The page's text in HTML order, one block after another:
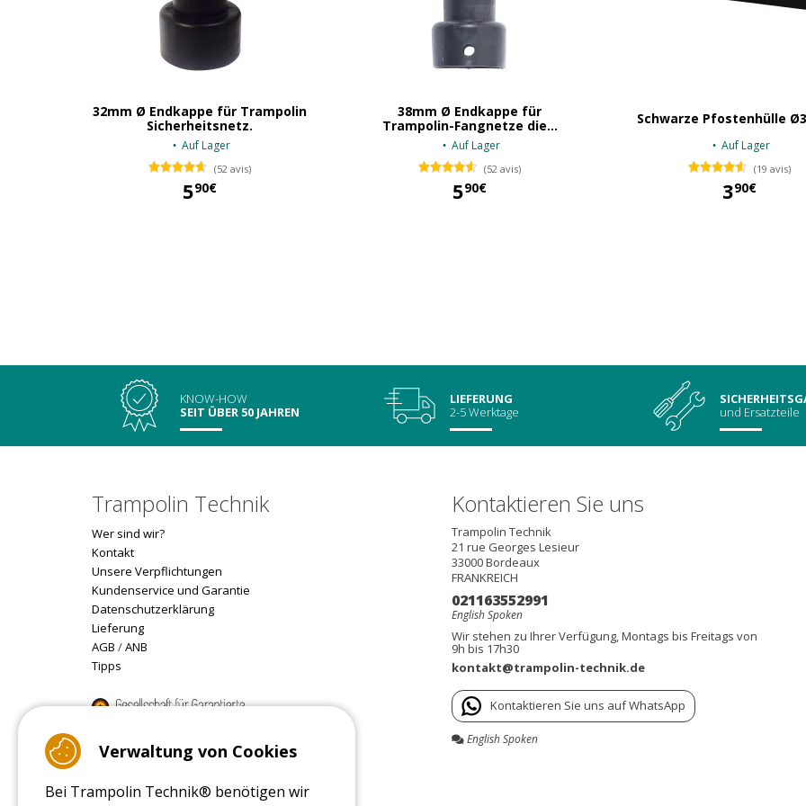
32mm Ø Endkappe für Trampolin
Sicherheitsnetz.
Auf Lager
(52 avis)
590€
38mm Ø Endkappe für
Trampolin-Fangnetze die...
Auf Lager
(52 avis)
590€
Schwarze Pfostenhülle
Auf Lager
(19 avis)
390€
KNOW-HOW
SEIT ÜBER 50 JAHREN
LIEFERUNG
2-5 Werktage
und Ersatzteile
Trampolin Technik
Wer sind wir?
Kontakt
Unsere Verpflichtungen
Kundenservice und Garantie
Datenschutzerklärung
Lieferung
AGB /ANB
Tipps
9.4 /10 (22077 reviews)
Read customer reviews
Kontaktieren Sie uns
Trampolin Technik
21 rue Georges Lesieur
33000Bordeaux
FRANKREICH
021163552991
English Spoken
Wir stehen zu Ihrer Verfügung, Montags bis Freitags von
9h bis 17h30
kontakt@trampolin-technik.de
Kontaktieren Sie uns auf WhatsApp
English Spoken
Verwaltung von Cookies
Bei Trampolin Technik® benötigen wir